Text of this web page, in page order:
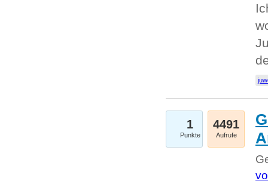
1
Punkte
4491
Aufrufe